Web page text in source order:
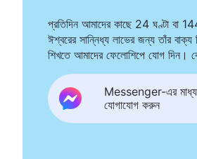
প্রতিদিন আমাদের কাছে 24 ঘণ্টা বা
ঈশ্বরের সান্নিধ্য লাভের জন্য তাঁর
শিখতে আমাদের ফেলোশিপে যোগ দিন।
Messenger-এর
যোগাযোগ করুন